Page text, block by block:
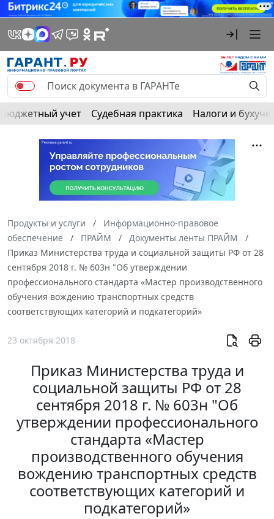
Бюджетный учет Судебная практика Налоги и
Продукты и услуги
Информационно-правовое
обеспечение
ПРАЙМ
Документы ленты ПРАЙМ
Приказ Министерства труда и социальной защиты РФ от 28
сентября 2018 г. № 603н "Об утверждении
профессионального стандарта «Мастер производственного
обучения вождению транспортных средств
соответствующих категорий и подкатегорий»
23 октября 2018
Приказ Министерства труда и
социальной защиты РФ от 28
сентября 2018 г. № 603н "Об
утверждении профессионального
стандарта «Мастер
производственного обучения
вождению транспортных средств
соответствующих категорий и
подкатегорий»